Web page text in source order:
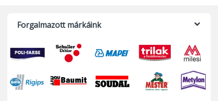
Forgalmazott márkáink